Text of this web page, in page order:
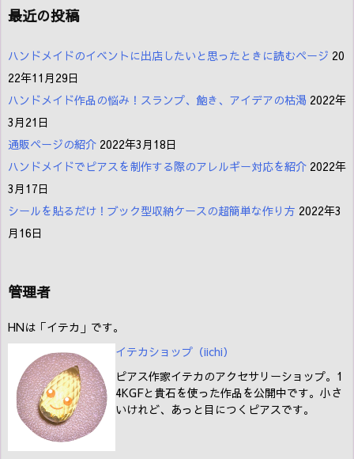
最近の投稿
ハンドメイドのイベントに出店したいと思ったときに読むページ 20
22年11月29日
ハンドメイド作品の悩み！スランプ、飽き、アイデアの枯渇 2022年
3月21日
通販ページの紹介 2022年3月18日
ハンドメイドでピアスを制作する際のアレルギー対応を紹介 2022年
3月17日
シールを貼るだけ！ブック型収納ケースの超簡単な作り方 2022年3
月16日
管理者
HNは「イテカ」です。
イテカショップ（iichi）
ピアス作家イテカのアクセサリーショップ。1
4KGFと貴石を使った作品を公開中です。小さ
いけれど、あっと目につくピアスです。